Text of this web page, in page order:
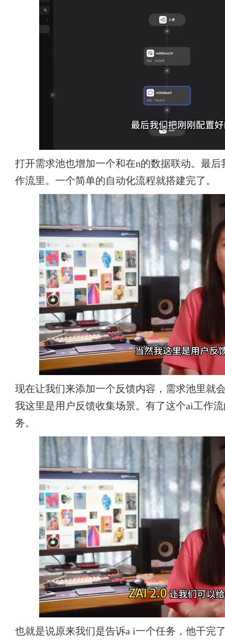
打开需求池也增加一个和在n的数据联动。最
作流里。一个简单的自动化流程就搭建完了。
现在让我们来添加一个反馈内容，需求池里就
我这里是用户反馈收集场景。有了这个ai工作
务。
也就是说原来我们是告诉a i一个任务，他干完